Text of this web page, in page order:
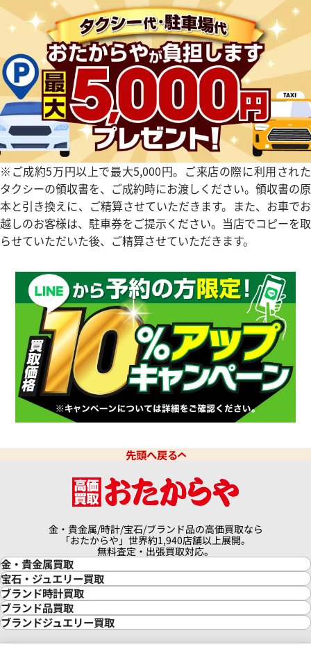
日時点の参考買取価格です
参考買取価格
2,843,000円
※2026年2月9日時点の参考買
イトジャスト 126331G 10P
インデックス
格
27日時点の参考買取価格で
ロレックス デイトジャスト
参考買取価格
3,550,000円
※2026年6月時点の参考買取価
福岡県
佐賀県 長崎県 熊本県大分県宮崎県鹿児島県
※ご成約5万円以上で最大5,000円。ご来店の際に利用された
タクシーの領収書を、ご成約時にお渡しください。領収書の原
本と引き換えに、ご精算させていただきます。また、お車でお
越しのお客様は、駐車券をご提示ください。当店でコピーを取
らせていただいた後、ご精算させていただきます。
先頭へ戻る
金・貴金属/時計/宝石/ブランド品の高価買取なら
「おたからや」世界約1,940店舗以上展開。
無料査定・出張買取対応。
金・貴金属買取
金買取
金の相場価格情報
金の参考買取価格一覧
インゴット買取
インゴットの相場価格情報
24金買取
宝石・ジュエリー買取
宝石・ジュエリー買取
ダイヤモンド買取
ダイヤモンド・宝石の参考価格一覧
リング・結婚指輪買取
エメラルド買取
ブランド時計買取
時計買取
ロレックス買取
ロレックス デイトナ買取
ロレックス サブマリーナー買取
ブランド品買取
ブランド買取
ブランドジュエリー買取